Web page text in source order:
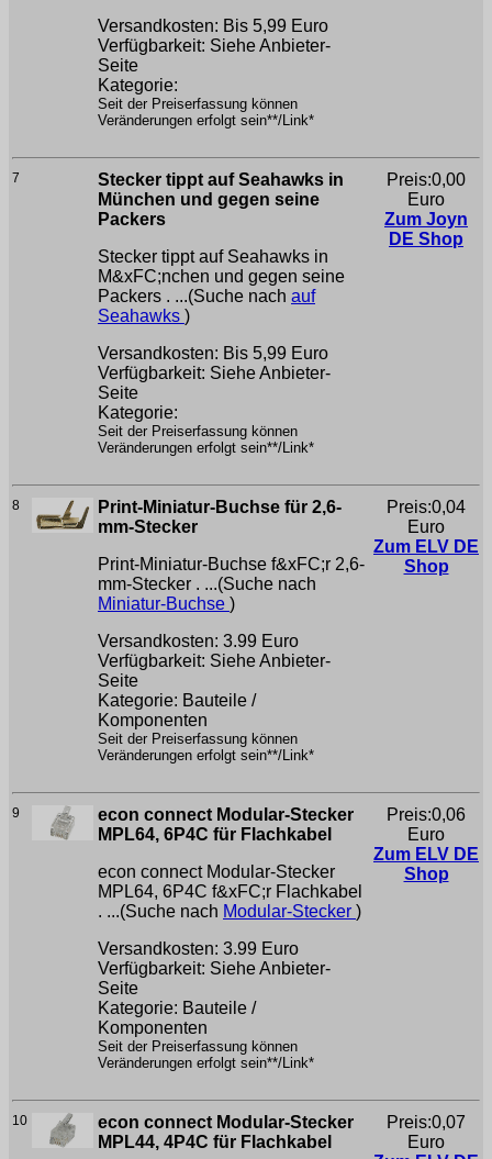
Versandkosten: Bis 5,99 Euro
Verfügbarkeit: Siehe Anbieter-
Seite
Kategorie:
Seit der Preiserfassung können
Veränderungen erfolgt sein**/Link*
7
Stecker tippt auf Seahawks in
München und gegen seine
Packers
Stecker tippt auf Seahawks in
M&xFC;nchen und gegen seine
Packers . ...(Suche nach auf
Seahawks )
Versandkosten: Bis 5,99 Euro
Verfügbarkeit: Siehe Anbieter-
Seite
Kategorie:
Seit der Preiserfassung können
Veränderungen erfolgt sein**/Link*
Preis:0,00
Euro
Zum Joyn
DE Shop
8
Print-Miniatur-Buchse für 2,6-
mm-Stecker
Print-Miniatur-Buchse f&xFC;r 2,6-
mm-Stecker . ...(Suche nach
Miniatur-Buchse )
Versandkosten: 3.99 Euro
Verfügbarkeit: Siehe Anbieter-
Seite
Kategorie: Bauteile /
Komponenten
Seit der Preiserfassung können
Veränderungen erfolgt sein**/Link*
Preis:0,04
Euro
Zum ELV DE
Shop
9
econ connect Modular-Stecker
MPL64, 6P4C für Flachkabel
econ connect Modular-Stecker
MPL64, 6P4C f&xFC;r Flachkabel
. ...(Suche nach Modular-Stecker )
Versandkosten: 3.99 Euro
Verfügbarkeit: Siehe Anbieter-
Seite
Kategorie: Bauteile /
Komponenten
Seit der Preiserfassung können
Veränderungen erfolgt sein**/Link*
Preis:0,06
Euro
Zum ELV DE
Shop
10
econ connect Modular-Stecker
MPL44, 4P4C für Flachkabel
Preis:0,07
Euro